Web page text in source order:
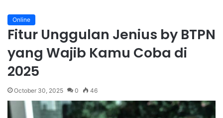
Online
Fitur Unggulan Jenius by BTPN
yang Wajib Kamu Coba di
2025
October 30, 2025 0 46